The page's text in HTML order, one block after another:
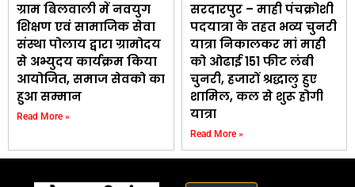
ग्राम बिलवाली में नवयुग
शिक्षण एवं सामाजिक सेवा
संस्था पोलाय द्वारा ग्रामोदय
से अभ्युदय कार्यक्रम किया
आयोजित, समाज सेवको का
हुआ सम्मान
Read More »
सरदारपुर – माही पंचक्रोशी
पदयात्रा के तहत भव्य चुनरी
यात्रा निकालकर मां माही
को ओढाई 151 फीट लंबी
चुनरी, हजारों श्रद्धालु हुए
शामिल, कल से शुरू होगी
यात्रा
Read More »